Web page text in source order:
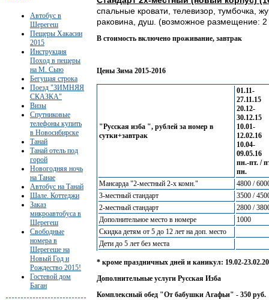
Автобус в
Шерегеш
Пещеры Хакасии
2015
Инструкция
Поход в пещеры
на М. Сыю
Бегущая строка
Поезд "ЗИМНЯЯ
СКАЗКА"
Визы
Спутниковые
телефоны купить
в Новосибирске
Танай
Танай отель под
горой
Новогодняя ночь
на Танае
Автобус на Танай
Шале. Коттеджи
Заказ
микроавтобуса в
Шерегеш
Свободные
номера в
Шерегеше на
Новый Год и
Рождество 2015!
Гостевой дом
Баган
спальные кровати, телевизор, тумбочка,
раковина, душ. (возможное размещение: 2
В стоимость включено проживание, завтрак
Цены Зима 2015-2016
"Русская изба ", рублей за номер в
сутки+завтрак
01.11-
27.11.15
20.12-
30.12.15
10.01-
12.02.16
10.04-
09.05.16
пн.-пт. /
пн.
Мансарда "2-местный 2-х комн."
4800 /
3-местный стандарт
3500 /
2-местный стандарт
2800 /
Дополнительное место в номере
1000
Скидка детям от 5 до 12 лет на доп. место
Дети до 5 лет без места
* кроме праздничных дней и каникул: 19.02-
Дополнительные услуги Русская Изба
Комплексный обед "От бабушки Агафьи" - 350 руб.